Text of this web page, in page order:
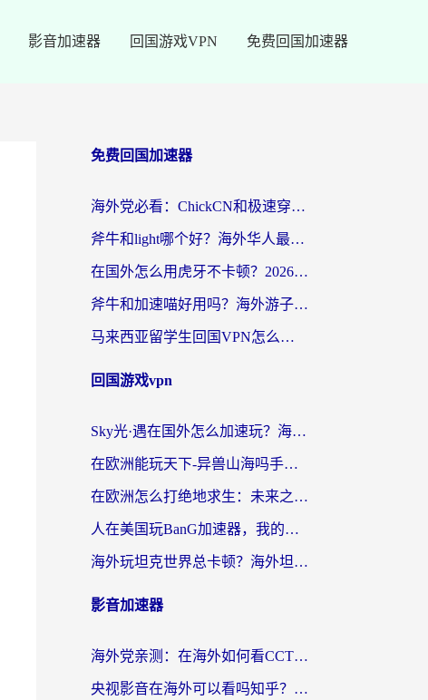
影音加速器 回国游戏VPN 免费回国加速器
免费回国加速器
海外党必看：ChickCN和极速穿梭VPN好用吗？3招教你选对回国加速器无缝刷国内资源
斧牛和light哪个好？海外华人最关心的回国加速器选择难题，一篇讲透
在国外怎么用虎牙不卡顿？2026海外华人亲测有效的回国加速器选择指南
斧牛和加速喵好用吗？海外游子的真实选择困境
马来西亚留学生回国VPN怎么选？3个避坑点+1款实测好用的加速器推荐
回国游戏vpn
Sky光·遇在国外怎么加速玩？海外党亲测有效的国服游戏加速指南
在欧洲能玩天下-异兽山海吗手游？海外玩家的加速器生存指南
在欧洲怎么打绝地求生：未来之役不卡？留学生亲测的加速器避坑指南
人在美国玩BanG加速器，我的延迟终于绿了
海外玩坦克世界总卡顿？海外坦克世界加速器有哪些？实测好用的选择在这里
影音加速器
海外党亲测：在海外如何看CCTV？告别“仅限大陆播放”的实用指南
央视影音在海外可以看吗知乎？留学生亲测：3步解决地域限制+追剧自由